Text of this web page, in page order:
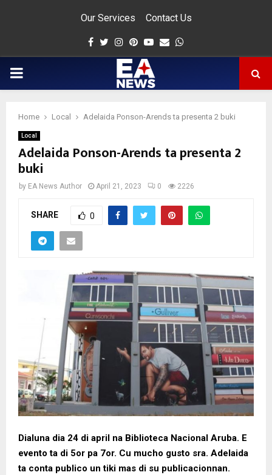
Our Services Contact Us
Facebook
Twitter
Instagram
Pinterest
Youtube
Email
PRIMARY
Home Local Adelaida Ponson-Arends ta presenta 2 buki
Local
Adelaida Ponson-Arends ta presenta 2
buki
by EA News Author April 21, 2023 0 2226
SHARE 0
Dialuna dia 24 di april na Biblioteca Nacional Aruba. E
evento ta di 5or pa 7or. Cu mucho gusto sra. Adelaida
ta conta publico un tiki mas di su publicacionnan.